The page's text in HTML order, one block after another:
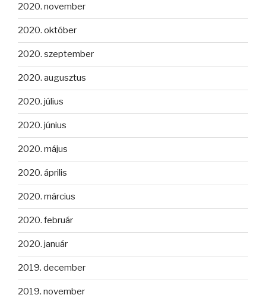
2020. november
2020. október
2020. szeptember
2020. augusztus
2020. július
2020. június
2020. május
2020. április
2020. március
2020. február
2020. január
2019. december
2019. november